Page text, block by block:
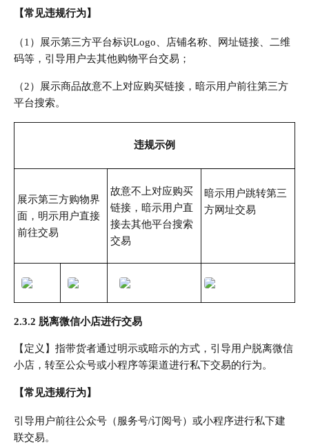
【常见违规行为】
（1）展示第三方平台标识Logo、店铺名称、网址链接、二维
码等，引导用户去其他购物平台交易；
（2）展示商品故意不上对应购买链接，暗示用户前往第三方
平台搜索。
违规示例
展示第三方购物界
面，明示用户直接
前往交易
故意不上对应购买
链接，暗示用户直
接去其他平台搜索
交易
暗示用户跳转第三
方网址交易
2.3.2 脱离微信小店进行交易
【定义】指带货者通过明示或暗示的方式，引导用户脱离微信
小店，转至公众号或小程序等渠道进行私下交易的行为。
【常见违规行为】
引导用户前往公众号（服务号/订阅号）或小程序进行私下建
联交易。